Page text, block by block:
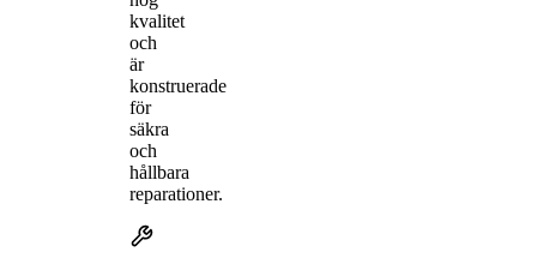
kvalitet
och
är
konstruerade
för
säkra
och
hållbara
reparationer.